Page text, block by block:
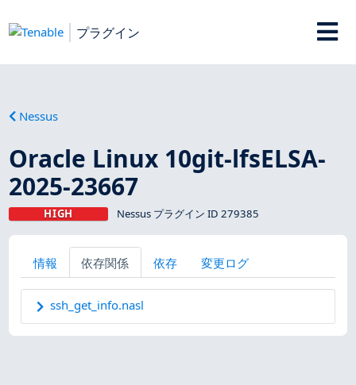
プラグイン
Nessus
Oracle Linux 10git-lfsELSA-
2025-23667
HIGH Nessus プラグイン ID 279385
情報 依存関係 依存 変更ログ
ssh_get_info.nasl